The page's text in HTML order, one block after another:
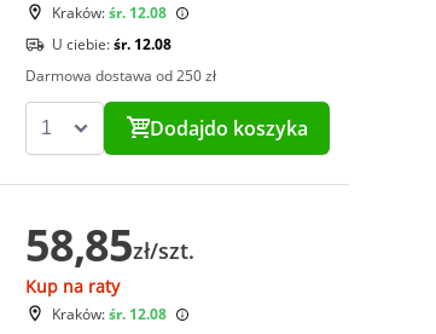
Kraków:śr. 12.08
U ciebie:śr. 12.08
Darmowa dostawa od 250 zł
Dodajdo koszyka
58,85zł/szt.
Kup na raty
Kraków:śr. 12.08